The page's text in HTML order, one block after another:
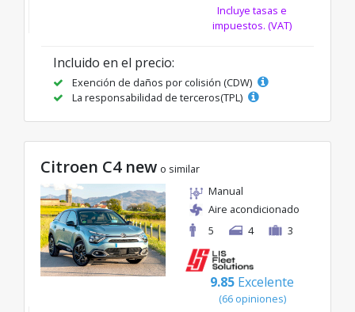
Incluye tasas e
impuestos. (VAT)
Incluido en el precio:
Exención de daños por colisión (CDW)
La responsabilidad de terceros(TPL)
Citroen C4 new o similar
Manual
Aire acondicionado
5
4 3
9.85 Excelente
(66 opiniones)